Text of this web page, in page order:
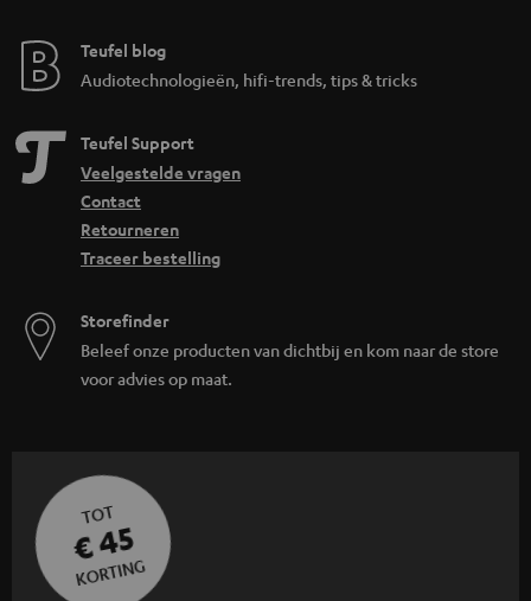
Teufel blog
Audiotechnologieën, hifi-trends, tips & tricks
Teufel Support
Veelgestelde vragen
Contact
Retourneren
Traceer bestelling
Storefinder
Beleef onze producten van dichtbij en kom naar de store
voor advies op maat.
TOT
€ 45
KORTING